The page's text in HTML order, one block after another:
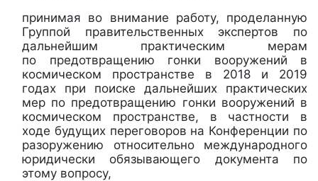
принимая во внимание работу, проделанную
Группой правительственных экспертов по
дальнейшим практическим мерам
по предотвращению гонки вооружений в
космическом пространстве в 2018 и 2019
годах при поиске дальнейших практических
мер по предотвращению гонки вооружений в
космическом пространстве, в частности в
ходе будущих переговоров на Конференции по
разоружению относительно международного
юридически обязывающего документа по
этому вопросу,